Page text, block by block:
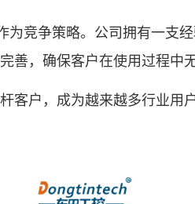
竞争策略。公司拥有一支
，确保客户在使用过程中
户，成为越来越多行业用